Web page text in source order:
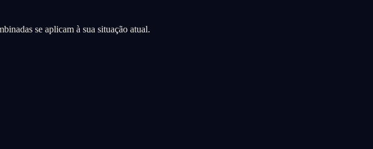
se aplicam à sua situação atual.